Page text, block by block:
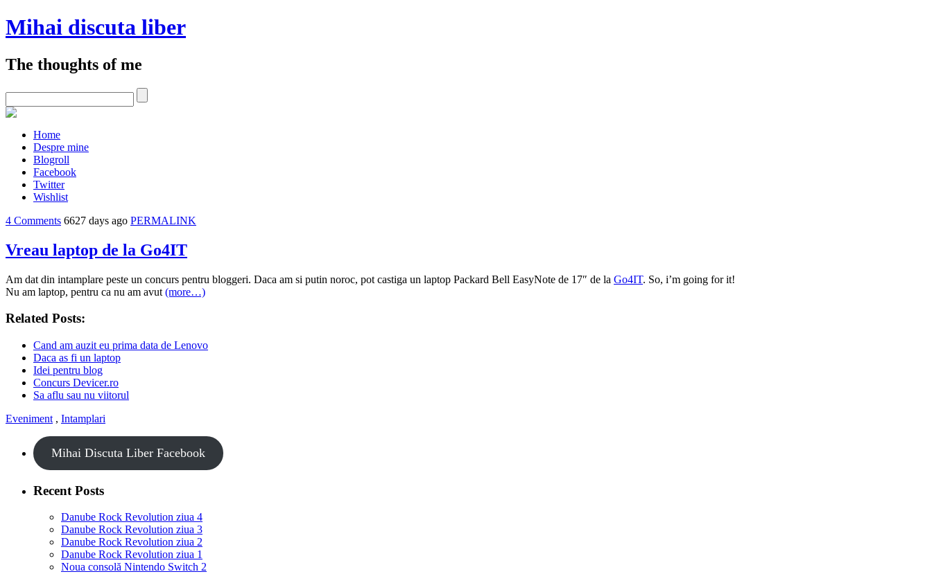
Mihai discuta liber
The thoughts of me
Home
Despre mine
Blogroll
Facebook
Twitter
Wishlist
4 Comments 6627 days ago PERMALINK
Vreau laptop de la Go4IT
Am dat din intamplare peste un concurs pentru bloggeri. Daca am si putin noroc, pot castiga un laptop Packard Bell EasyNote de 17″ de la Go4IT. So, i’m going for it!
Nu am laptop, pentru ca nu am avut (more…)
Related Posts:
Cand am auzit eu prima data de Lenovo
Daca as fi un laptop
Idei pentru blog
Concurs Devicer.ro
Sa aflu sau nu viitorul
Eveniment , Intamplari
Mihai Discuta Liber Facebook
Recent Posts
Danube Rock Revolution ziua 4
Danube Rock Revolution ziua 3
Danube Rock Revolution ziua 2
Danube Rock Revolution ziua 1
Noua consolă Nintendo Switch 2